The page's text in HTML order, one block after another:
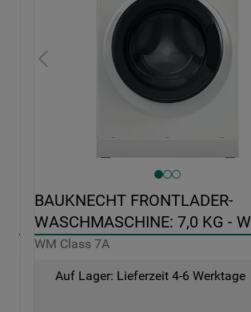
BAUKNECHT FRONTLADER-
WASCHMASCHINE: 7,0 KG -
CLASS 7A
WM Class 7A
Auf Lager: Lieferzeit 4-6 Werktage